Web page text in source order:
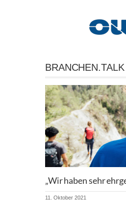
BRANCHEN.TALK
„Wir haben sehr
11. Oktober 2021